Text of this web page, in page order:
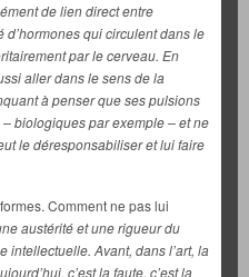
de lien direct entre
d’hormones qui circulent dans le
par le cerveau. En
aller dans le sens de la
à penser que ses pulsions
biologiques par exemple – et ne
le déresponsabiliser et lui faire
Comment ne pas lui
austérité et une rigueur du
intellectuelle. Avant, dans l’art, la
c’est la faute, c’est la